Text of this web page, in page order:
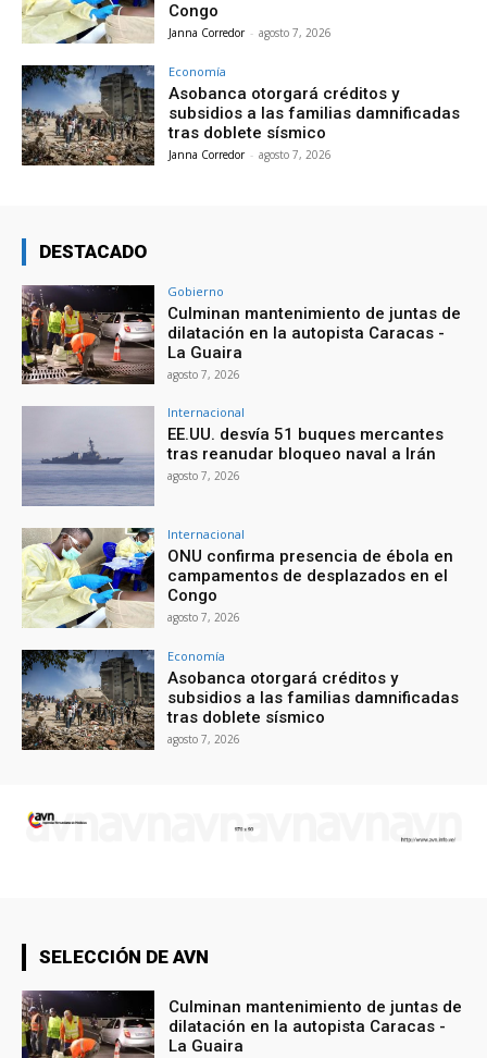
Congo
Janna Corredor - agosto 7, 2026
Economía
Asobanca otorgará créditos y
subsidios a las familias damnificadas
tras doblete sísmico
Janna Corredor - agosto 7, 2026
DESTACADO
Gobierno
Culminan mantenimiento de juntas de
dilatación en la autopista Caracas -
La Guaira
agosto 7, 2026
Internacional
EE.UU. desvía 51 buques mercantes
tras reanudar bloqueo naval a Irán
agosto 7, 2026
Internacional
ONU confirma presencia de ébola en
campamentos de desplazados en el
Congo
agosto 7, 2026
Economía
Asobanca otorgará créditos y
subsidios a las familias damnificadas
tras doblete sísmico
agosto 7, 2026
SELECCIÓN DE AVN
Culminan mantenimiento de juntas de
dilatación en la autopista Caracas -
La Guaira